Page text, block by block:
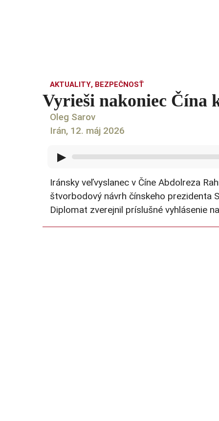
AKTUALITY, BEZPEČNOSŤ
Vyrieši nakoniec Čína
Oleg Sarov
Irán, 12. máj 2026
▶
Iránsky veľvyslanec v Číne Abdolreza
štvorbodový návrh čínskeho prezidenta
Diplomat zverejnil príslušné vyhlásenie